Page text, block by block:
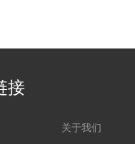
接
关于我们